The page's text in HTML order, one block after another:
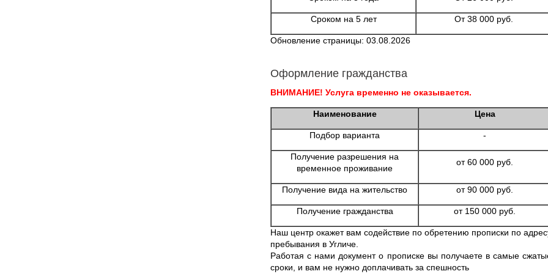
Сроком на 5 лет От 38 000 руб.
Обновление страницы: 03.08.2026
Оформление гражданства
ВНИМАНИЕ! Услуга временно не оказывается.
Наименование Цена
Подбор варианта -
Получение разрешения на
временное проживание
от 60 000 руб.
Получение вида на жительство от 90 000 руб.
Получение гражданства от 150 000 руб.
Наш центр окажет вам содействие по обретению прописки по
пребывания в Угличе.
Работая с нами документ о прописке вы получаете в самые
сроки, и вам не нужно доплачивать за спешность